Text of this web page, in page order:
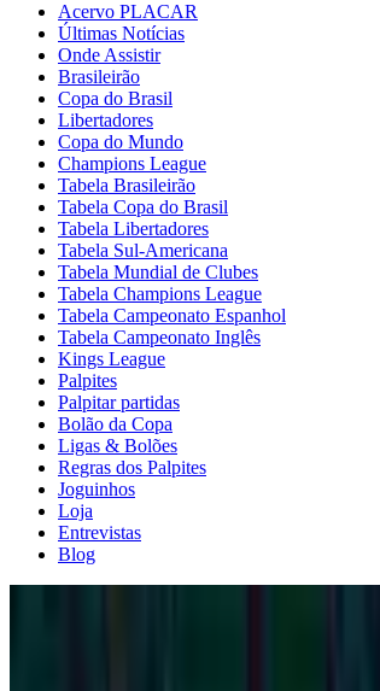
Acervo PLACAR
Últimas Notícias
Onde Assistir
Brasileirão
Copa do Brasil
Libertadores
Copa do Mundo
Champions League
Tabela Brasileirão
Tabela Copa do Brasil
Tabela Libertadores
Tabela Sul-Americana
Tabela Mundial de Clubes
Tabela Champions League
Tabela Campeonato Espanhol
Tabela Campeonato Inglês
Kings League
Palpites
Palpitar partidas
Bolão da Copa
Ligas & Bolões
Regras dos Palpites
Joguinhos
Loja
Entrevistas
Blog